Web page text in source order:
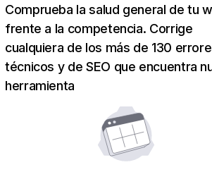
Comprueba la salud general de tu
frente a la competencia. Corrige
cualquiera de los más de 130
técnicos y de SEO que encuentra
herramienta